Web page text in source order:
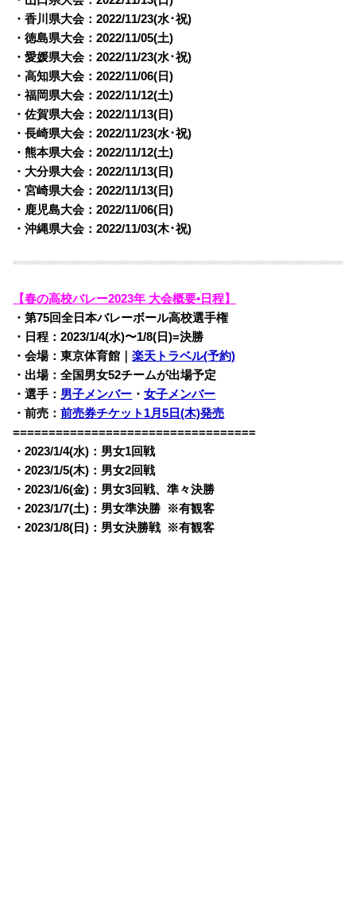
・香川県大会：2022/11/23(水･祝)
・徳島県大会：2022/11/05(土)
・愛媛県大会：2022/11/23(水･祝)
・高知県大会：2022/11/06(日)
・福岡県大会：2022/11/12(土)
・佐賀県大会：2022/11/13(日)
・長崎県大会：2022/11/23(水･祝)
・熊本県大会：2022/11/12(土)
・大分県大会：2022/11/13(日)
・宮崎県大会：2022/11/13(日)
・鹿児島大会：2022/11/06(日)
・沖縄県大会：2022/11/03(木･祝)
【春の高校バレー2023年 大会概要•日程】
・第75回全日本バレーボール高校選手権
・日程：2023/1/4(水)〜1/8(日)=決勝
・会場：東京体育館｜楽天トラベル(予約)
・出場：全国男女52チームが出場予定
・選手： 男子メンバー ・女子メンバー
・前売：前売券チケット1月5日(木)発売
==================================
・2023/1/4(水)：男女1回戦
・2023/1/5(木)：男女2回戦
・2023/1/6(金)：男女3回戦、準々決勝
・2023/1/7(土)：男女準決勝 ※有観客
・2023/1/8(日)：男女決勝戦 ※有観客